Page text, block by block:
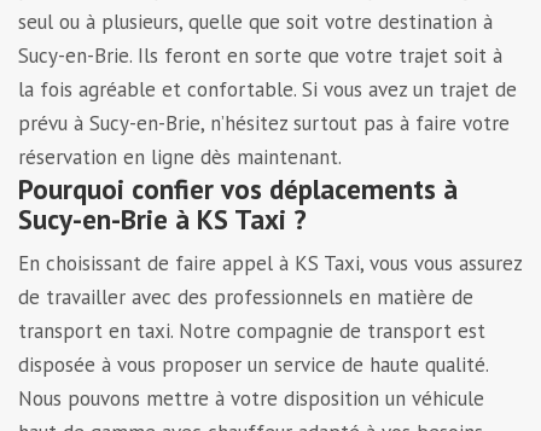
seul ou à plusieurs, quelle que soit votre destination à
Sucy-en-Brie. Ils feront en sorte que votre trajet soit à
la fois agréable et confortable. Si vous avez un trajet de
prévu à Sucy-en-Brie, n’hésitez surtout pas à faire votre
réservation en ligne dès maintenant.
Pourquoi confier vos déplacements à
Sucy-en-Brie à KS Taxi ?
En choisissant de faire appel à KS Taxi, vous vous assurez
de travailler avec des professionnels en matière de
transport en taxi. Notre compagnie de transport est
disposée à vous proposer un service de haute qualité.
Nous pouvons mettre à votre disposition un véhicule